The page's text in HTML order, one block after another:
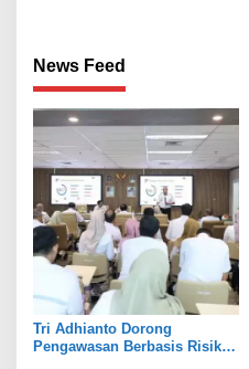
News Feed
Tri Adhianto Dorong
Pengawasan Berbasis Risiko,